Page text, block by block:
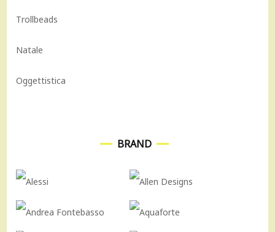
Trollbeads
Natale
Oggettistica
BRAND